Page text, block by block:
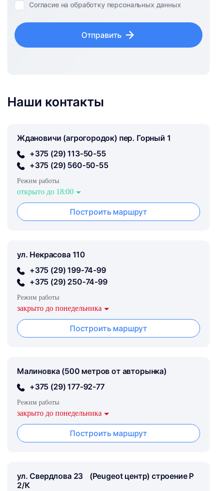
Согласие на обработку персональных данных
Отправить
Наши контакты
Ждановичи (агрогородок) пер. Горный 1
+375 (29) 113-50-55
+375 (29) 560-50-55
Режим работы
открыто до 18:00
Построить маршрут
ул. Некрасова 110
+375 (29) 199-74-99
+375 (29) 250-74-99
Режим работы
закрыто до понедельника
Построить маршрут
Малиновка (500 метров от авторынка)
+375 (29) 177-92-77
Режим работы
закрыто до понедельника
Построить маршрут
ул. Свердлова 23 (Peugeot центр) строение Р
2/К